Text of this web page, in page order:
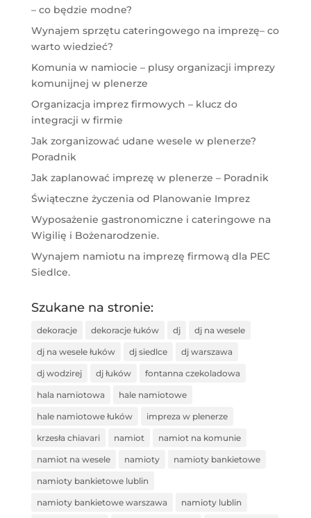
– co będzie modne?
Wynajem sprzętu cateringowego na imprezę– co
warto wiedzieć?
Komunia w namiocie – plusy organizacji imprezy
komunijnej w plenerze
Organizacja imprez firmowych – klucz do
integracji w firmie
Jak zorganizować udane wesele w plenerze?
Poradnik
Jak zaplanować imprezę w plenerze – Poradnik
Świąteczne życzenia od Planowanie Imprez
Wyposażenie gastronomiczne i cateringowe na
Wigilię i Bożenarodzenie.
Wynajem namiotu na imprezę firmową dla PEC
Siedlce.
Szukane na stronie:
dekoracje dekoracje łuków dj dj na wesele
dj na wesele łuków dj siedlce dj warszawa
dj wodzirej dj łuków fontanna czekoladowa
hala namiotowa hale namiotowe
hale namiotowe łuków impreza w plenerze
krzesła chiavari namiot namiot na komunie
namiot na wesele namioty namioty bankietowe
namioty bankietowe lublin
namioty bankietowe warszawa namioty lublin